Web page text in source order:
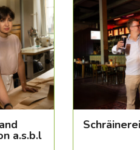
a.s.b.l
Schräinerei